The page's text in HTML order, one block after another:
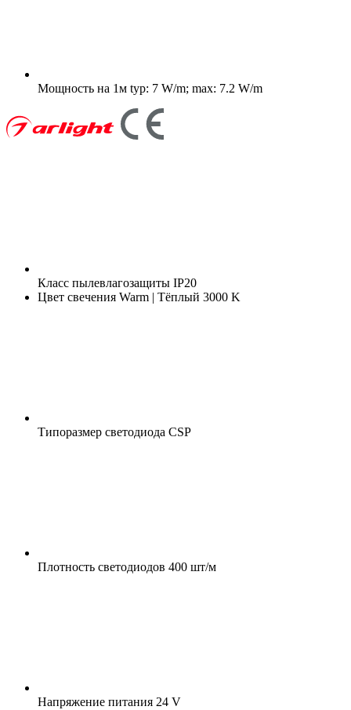
Мощность на 1м typ: 7 W/m; max: 7.2 W/m
Класс пылевлагозащиты IP20
Цвет свечения Warm | Тёплый 3000 K
Типоразмер светодиода CSP
Плотность светодиодов 400 шт/м
Напряжение питания 24 V